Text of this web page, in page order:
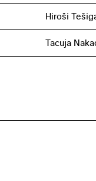
Hiroši
Tacuja